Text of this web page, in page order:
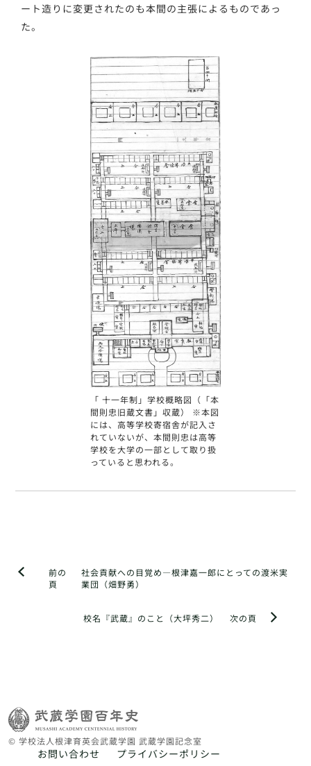
ート造りに変更されたのも本間の主張によるものであっ
た。
「 十一年制」学校概略図（「本
間則忠旧蔵文書」収蔵） ※本図
には、高等学校寄宿舎が記入さ
れていないが、本間則忠は高等
学校を大学の一部として取り扱
っていると思われる。
前の
頁
社会貢献への目覚め―根津嘉一郎にとっての渡米実
業団（畑野勇）
次の頁
校名『武蔵』のこと（大坪秀二）
© 学校法人根津育英会武蔵学園 武蔵学園記念室
お問い合わせ プライバシーポリシー